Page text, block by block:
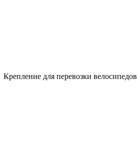
Крепление для перевозки велосипедов